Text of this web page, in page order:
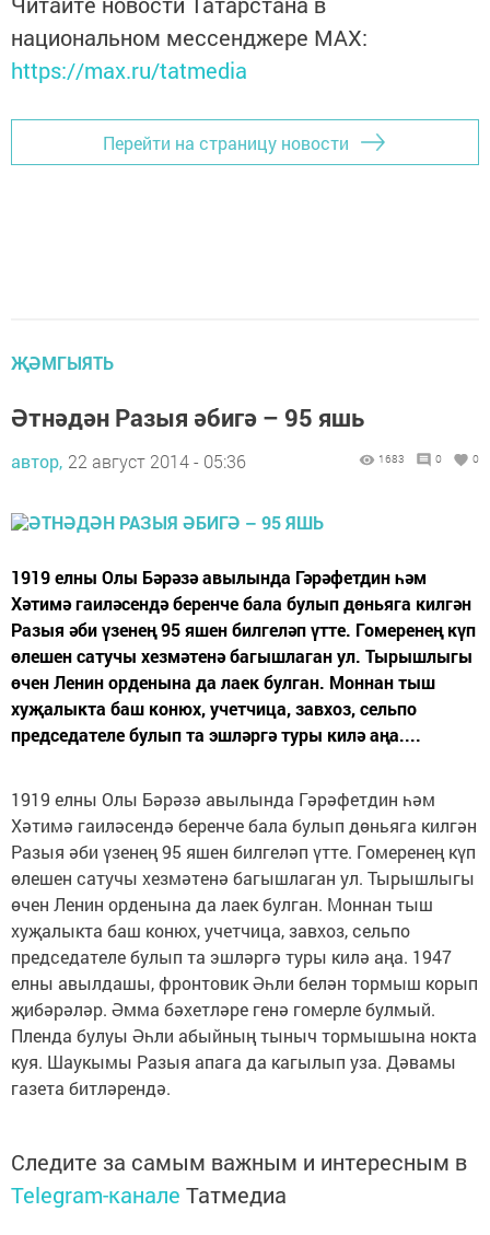
национальном мессенджере MАХ:
https://max.ru/tatmedia
Перейти на страницу новости
ҖӘМГЫЯТЬ
Әтнәдән Разыя әбигә – 95 яшь
автор, 22 август 2014 - 05:36 1683 0 0
1919 елны Олы Бәрәзә авылында Гәрәфетдин һәм
Хәтимә гаиләсендә беренче бала булып дөньяга килгән
Разыя әби үзенең 95 яшен билгеләп үтте. Гомеренең күп
өлешен сатучы хезмәтенә багышлаган ул. Тырышлыгы
өчен Ленин орденына да лаек булган. Моннан тыш
хуҗалыкта баш конюх, учетчица, завхоз, сельпо
председателе булып та эшләргә туры килә аңа....
1919 елны Олы Бәрәзә авылында Гәрәфетдин һәм
Хәтимә гаиләсендә беренче бала булып дөньяга килгән
Разыя әби үзенең 95 яшен билгеләп үтте. Гомеренең күп
өлешен сатучы хезмәтенә багышлаган ул. Тырышлыгы
өчен Ленин орденына да лаек булган. Моннан тыш
хуҗалыкта баш конюх, учетчица, завхоз, сельпо
председателе булып та эшләргә туры килә аңа. 1947
елны авылдашы, фронтовик Әһли белән тормыш корып
җибәрәләр. Әмма бәхетләре генә гомерле булмый.
Пленда булуы Әһли абыйның тыныч тормышына нокта
куя. Шаукымы Разыя апага да кагылып уза. Дәвамы
газета битләрендә.
Следите за самым важным и интересным в
Telegram-канале Татмедиа